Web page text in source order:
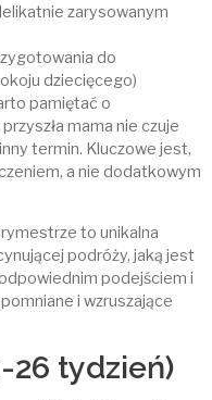
zarysowanym
do
dziecięcego)
pamiętać o
mama nie czuje
termin. Kluczowe jest,
a nie dodatkowym
to unikalna
podróży, jaką jest
podejściem i
i wzruszające
26 tydzień)